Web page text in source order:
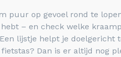
puur op gevoel rond te
– en check welke
lijstje helpt je
Dan is er altijd nog